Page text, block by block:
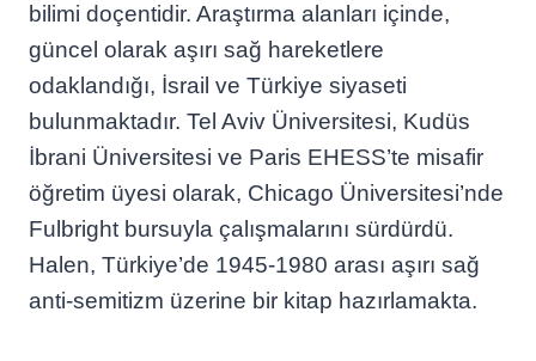
bilimi doçentidir. Araştırma alanları içinde,
güncel olarak aşırı sağ hareketlere
odaklandığı, İsrail ve Türkiye siyaseti
bulunmaktadır. Tel Aviv Üniversitesi, Kudüs
İbrani Üniversitesi ve Paris EHESS’te misafir
öğretim üyesi olarak, Chicago Üniversitesi’nde
Fulbright bursuyla çalışmalarını sürdürdü.
Halen, Türkiye’de 1945-1980 arası aşırı sağ
anti-semitizm üzerine bir kitap hazırlamakta.